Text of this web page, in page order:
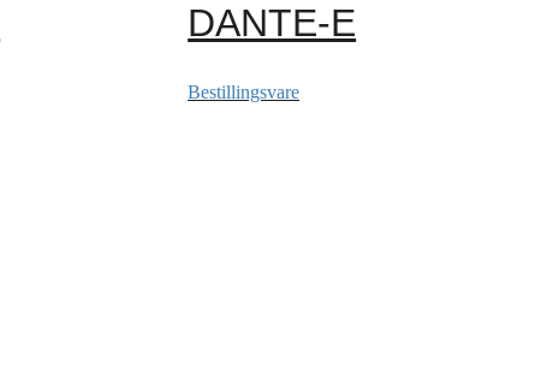
DANTE-E
Bestillingsvare